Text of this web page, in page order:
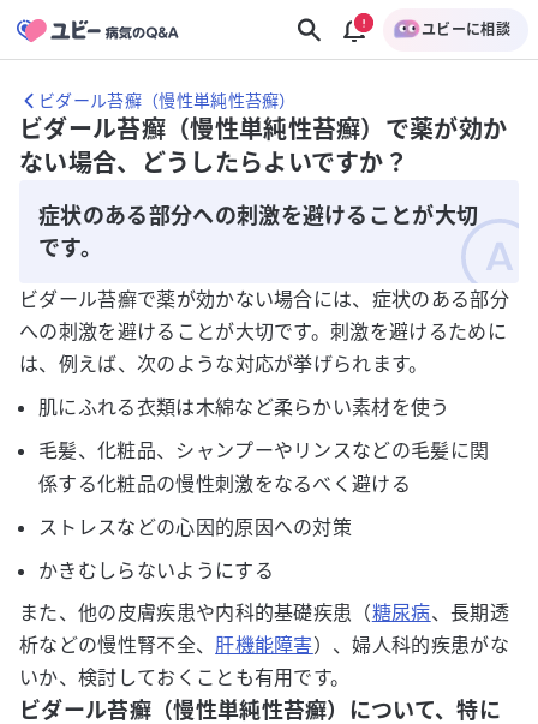
ユビーに相談
ビダール苔癬（慢性単純性苔癬）
ビダール苔癬（慢性単純性苔癬）で薬が効か
ない場合、どうしたらよいですか？
症状のある部分への刺激を避けることが大切
です。
ビダール苔癬で薬が効かない場合には、症状のある部分
への刺激を避けることが大切です。刺激を避けるために
は、例えば、次のような対応が挙げられます。
肌にふれる衣類は木綿など柔らかい素材を使う
毛髪、化粧品、シャンプーやリンスなどの毛髪に関
係する化粧品の慢性刺激をなるべく避ける
ストレスなどの心因的原因への対策
かきむしらないようにする
また、他の皮膚疾患や内科的基礎疾患（糖尿病、長期透
析などの慢性腎不全、 肝機能障害）、婦人科的疾患がな
いか、検討しておくことも有用です。
ビダール苔癬（慢性単純性苔癬）について、特に